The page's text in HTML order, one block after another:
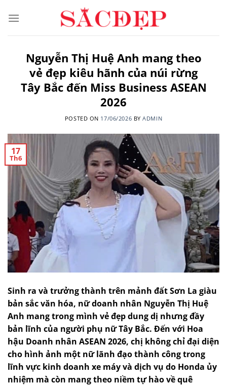
Nguyễn Thị Huệ Anh mang theo
vẻ đẹp kiêu hãnh của núi rừng
Tây Bắc đến Miss Business ASEAN
2026
POSTED ON 17/06/2026 BYADMIN
17
Th6
Sinh ra và trưởng thành trên mảnh đất Sơn La giàu
bản sắc văn hóa, nữ doanh nhân Nguyễn Thị Huệ
Anh mang trong mình vẻ đẹp dung dị nhưng đầy
bản lĩnh của người phụ nữ Tây Bắc. Đến với Hoa
hậu Doanh nhân ASEAN 2026, chị không chỉ đại diện
cho hình ảnh một nữ lãnh đạo thành công trong
lĩnh vực kinh doanh xe máy và dịch vụ do Honda ủy
nhiệm mà còn mang theo niềm tự hào về quê